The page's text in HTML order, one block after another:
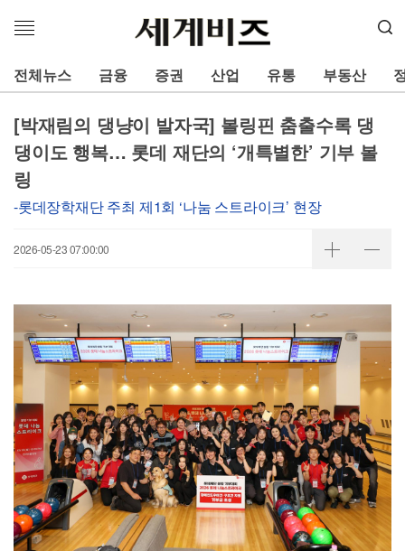
메
열
기
전체뉴스 금융 증권 산업 유통 부동산
[박재림의 댕냥이 발자국] 볼링핀 춤출수록 댕
댕이도 행복… 롯데 재단의 ‘개특별한’ 기부 볼
링
-롯데장학재단 주최 제1회 ‘나눔 스트라이크’ 현장
2026-05-23 07:00:00